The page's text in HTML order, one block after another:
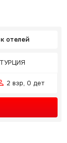
отелей
ТУРЦИЯ
2 взр, 0 дет